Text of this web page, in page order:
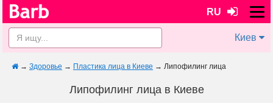
RU
Киев
→ Здоровье → Пластика лица в Киеве → Липофилинг лица
Липофилинг лица в Киеве